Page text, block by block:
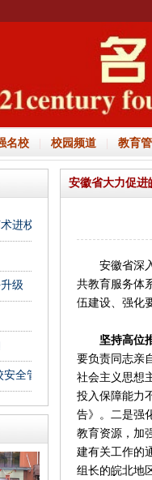
名校 校园频道 教育
进校园活动
级
全管理条例
安徽省大力促进
安徽省深入
共教育服务体
伍建设、强化
坚持高位推
要负责同志亲
社会主义思想
投入保障能力
告》。二是强
教育资源，加
建有关工作的
组长的皖北地